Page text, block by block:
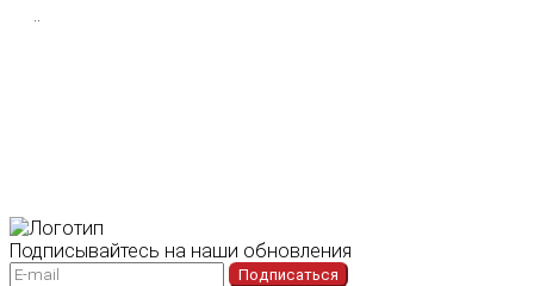
..
Подписывайтесь на наши обновления
Подписаться